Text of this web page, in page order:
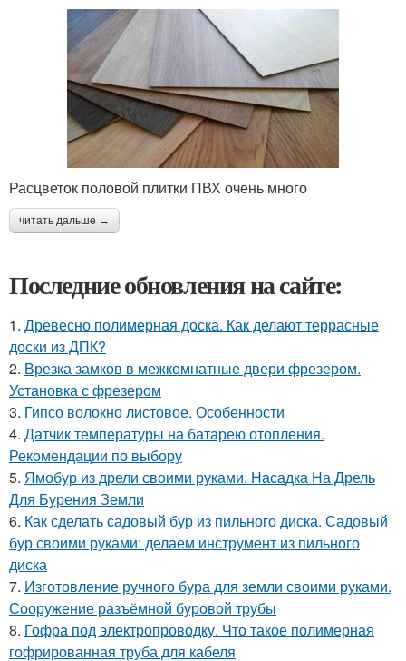
Расцветок половой плитки ПВХ очень много
читать дальше →
Последние обновления на сайте:
1. Древесно полимерная доска. Как делают террасные
доски из ДПК?
2. Врезка замков в межкомнатные двери фрезером.
Установка с фрезером
3. Гипсо волокно листовое. Особенности
4. Датчик температуры на батарею отопления.
Рекомендации по выбору
5. Ямобур из дрели своими руками. Насадка На Дрель
Для Бурения Земли
6. Как сделать садовый бур из пильного диска. Садовый
бур своими руками: делаем инструмент из пильного
диска
7. Изготовление ручного бура для земли своими руками.
Сооружение разъёмной буровой трубы
8. Гофра под электропроводку. Что такое полимерная
гофрированная труба для кабеля